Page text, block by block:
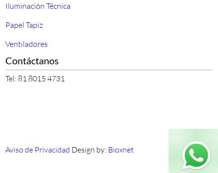
Iluminación Técnica
Papel Tapiz
Ventiladores
Contáctanos
Tel: 81 8015 4731
Aviso de Privacidad Design by: Bioxnet